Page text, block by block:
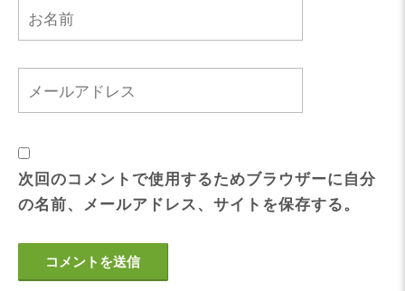
次回のコメントで使用するためブラウザーに自分
の名前、メールアドレス、サイトを保存する。